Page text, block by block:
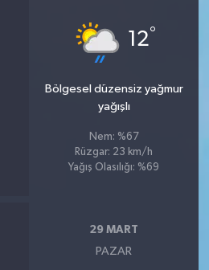
12°
Bölgesel düzensiz yağmur
yağışlı
Nem: %67
Rüzgar: 23 km/h
Yağış Olasılığı: %69
29 MART
PAZAR